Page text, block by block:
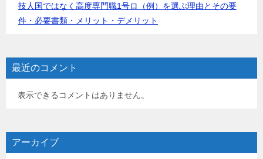
技人国ではなく高度専門職1号ロ（例）を選ぶ理由とその要
件・必要書類・メリット・デメリット
最近のコメント
表示できるコメントはありません。
アーカイブ